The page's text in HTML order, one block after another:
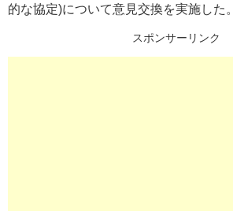
的な協定)について意見交換を実施した。
スポンサーリンク